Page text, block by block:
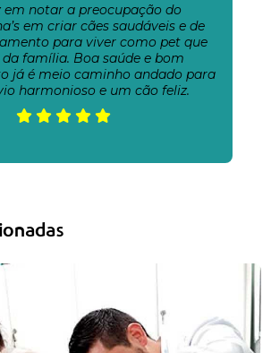
em notar a preocupação do
em criar cães saudáveis e de
para viver como pet que
família. Boa saúde e bom
já é meio caminho andado para
harmonioso e um cão feliz.